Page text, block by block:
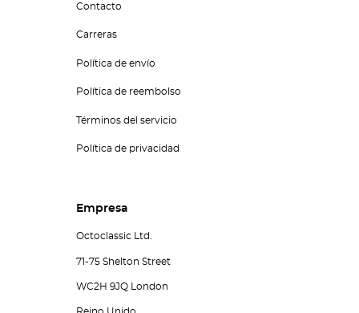
Contacto
Carreras
Política de envío
Política de reembolso
Términos del servicio
Política de privacidad
Empresa
Octoclassic Ltd.
71-75 Shelton Street
WC2H 9JQ London